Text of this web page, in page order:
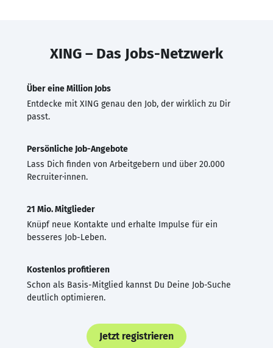
XING – Das Jobs-Netzwerk
Über eine Million Jobs
Entdecke mit XING genau den Job, der wirklich zu Dir
passt.
Persönliche Job-Angebote
Lass Dich finden von Arbeitgebern und über 20.000
Recruiter·innen.
21 Mio. Mitglieder
Knüpf neue Kontakte und erhalte Impulse für ein
besseres Job-Leben.
Kostenlos profitieren
Schon als Basis-Mitglied kannst Du Deine Job-Suche
deutlich optimieren.
Jetzt registrieren